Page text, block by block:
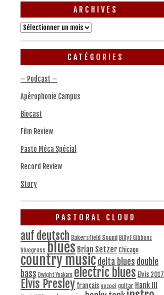
ARCHIVES
Archives
CATÉGORIES
– Podcast –
Apérophonie Campus
Biocast
Film Review
Pasto Méca Spécial
Record Review
Story
PASTORAL CLOUD
auf deutsch Bakersfield Sound Billy F Gibbons
bluegrass blues Brian Setzer Chicago
country musicdelta blues double
bass Dwight Yoakam electric blues Elvis 2017
Elvis Presley français gospel guitar Hank III